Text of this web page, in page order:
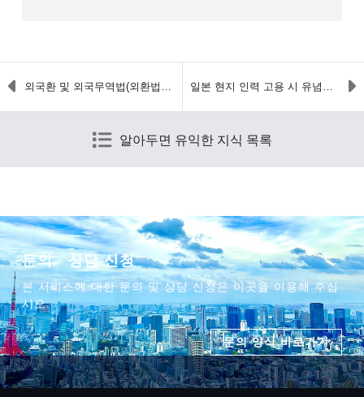
외국환 및 외국무역법(외환법)의 개요 및 규제 일본 현지 인력 고용 시 유념해야 할 노동법적 규제 및 쟁점
알아두면 유익한 지식 목록
문의 · 상담 신청
본 서비스에 대한 문의 및 상담 신청은 이곳을 이용해 주십
시오.
문의 양식 바로가기